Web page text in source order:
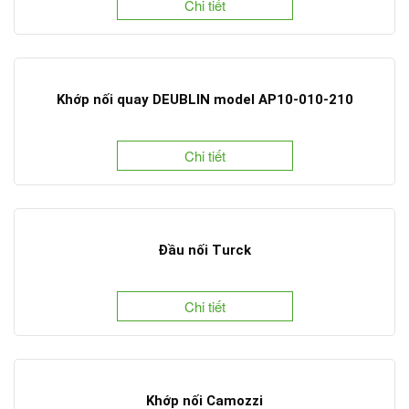
Chi tiết
Khớp nối quay DEUBLIN model AP10-010-210
Chi tiết
Đầu nối Turck
Chi tiết
Khớp nối Camozzi